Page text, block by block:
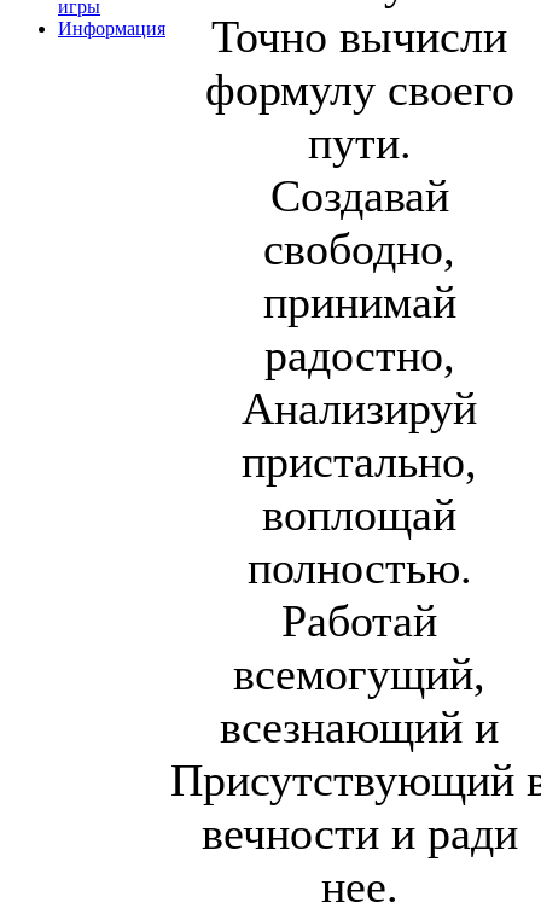
игры
Информация
Точно вычисли
формулу своего
пути.
Создавай
свободно,
принимай
радостно,
Анализируй
пристально,
воплощай
полностью.
Работай
всемогущий,
всезнающий и
Присутствующий
вечности и ради
нее.